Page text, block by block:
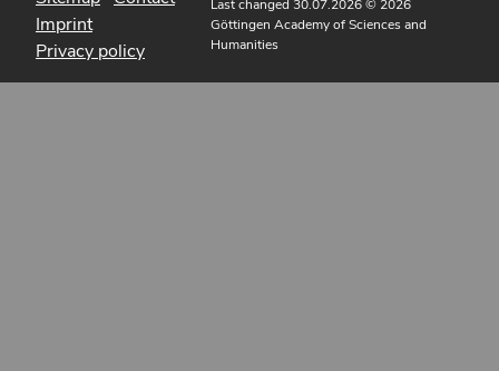
Imprint
Privacy policy
Last changed 30.07.2026© 2026
Göttingen Academy of Sciences and
Humanities